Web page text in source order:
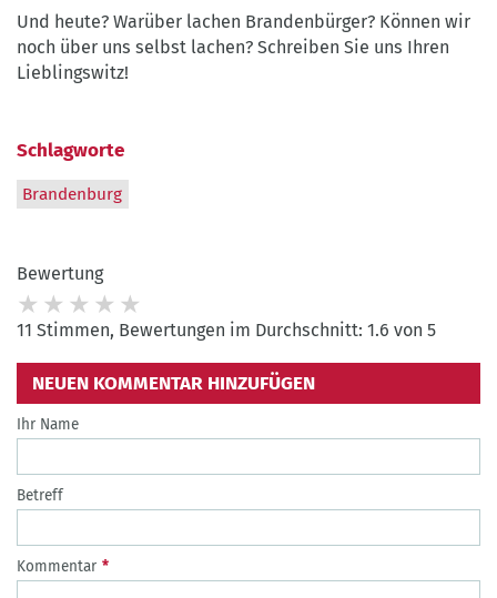
Und heute? Warüber lachen Brandenbürger? Können wir
noch über uns selbst lachen? Schreiben Sie uns Ihren
Lieblingswitz!
Schlagworte
Brandenburg
Bewertung
11 Stimmen, Bewertungen im Durchschnitt: 1.6 von 5
NEUEN KOMMENTAR HINZUFÜGEN
Ihr Name
Betreff
Kommentar